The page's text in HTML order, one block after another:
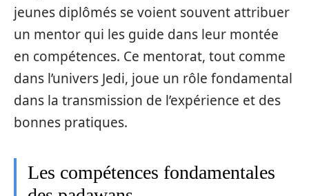
jeunes diplômés se voient souvent attribuer
un mentor qui les guide dans leur montée
en compétences. Ce mentorat, tout comme
dans l’univers Jedi, joue un rôle fondamental
dans la transmission de l’expérience et des
bonnes pratiques.
Les compétences fondamentales